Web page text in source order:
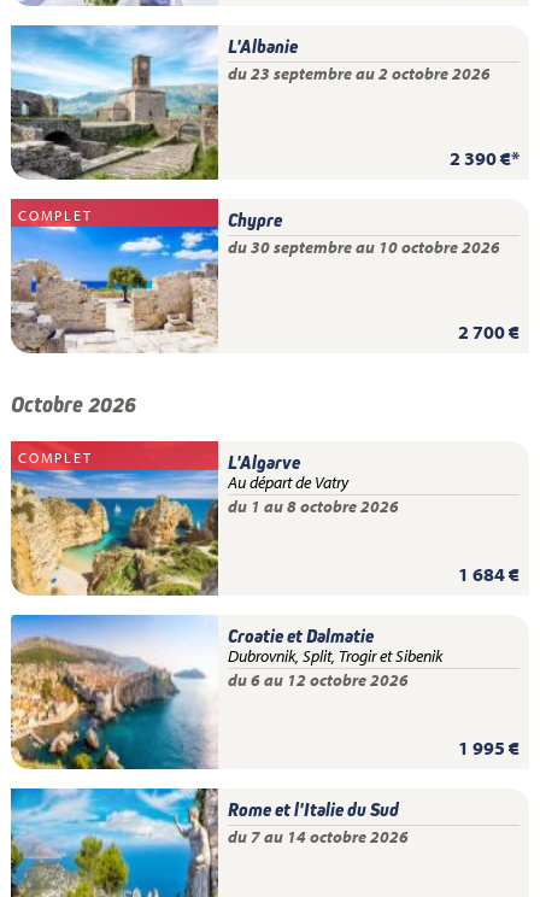
L'Albanie
du 23 septembre au 2 octobre 2026
2 390 €*
COMPLET Chypre
du 30 septembre au 10 octobre 2026
2 700 €
Octobre 2026
COMPLET
L'Algarve
Au départ de Vatry
du 1 au 8 octobre 2026
1 684 €
Croatie et Dalmatie
Dubrovnik, Split, Trogir et Sibenik
du 6 au 12 octobre 2026
1 995 €
Rome et l'Italie du Sud
du 7 au 14 octobre 2026